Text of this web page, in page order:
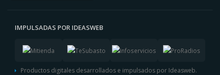
IMPULSADAS POR IDEASWEB
Productos digitales desarrollados e impulsados por Ideasweb.